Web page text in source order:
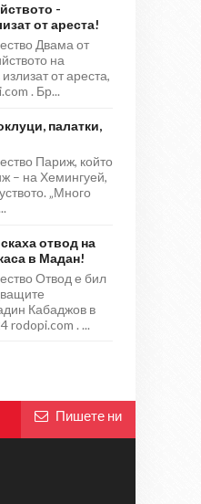
-
от ареста!
Двама от
на
от ареста,
. Бр...
палатки,
Париж, който
– на Хемингуей,
„Много
отвод на
в Мадан!
Отвод е бил
Кабаджов в
rodopi.com . ...
Пишете ни